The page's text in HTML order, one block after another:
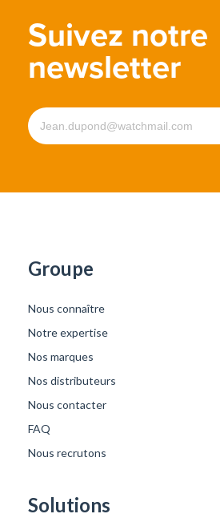
Suivez notre
newsletter
Groupe
Nous connaître
Notre expertise
Nos marques
Nos distributeurs
Nous contacter
FAQ
Nous recrutons
Solutions